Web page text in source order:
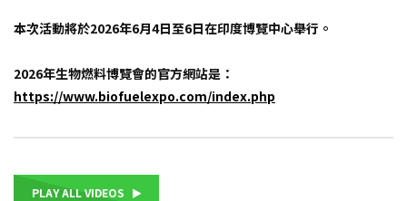
本次活動將於2026年6月4日至6日在印度博覽中心舉行。
2026年生物燃料博覽會的官方網站是：
https://www.biofuelexpo.com/index.php
PLAY ALL VIDEOS